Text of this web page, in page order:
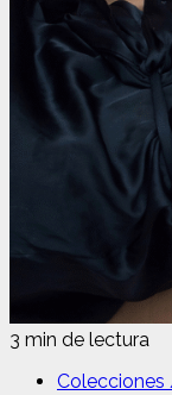
3 min de lectura
Colecciones